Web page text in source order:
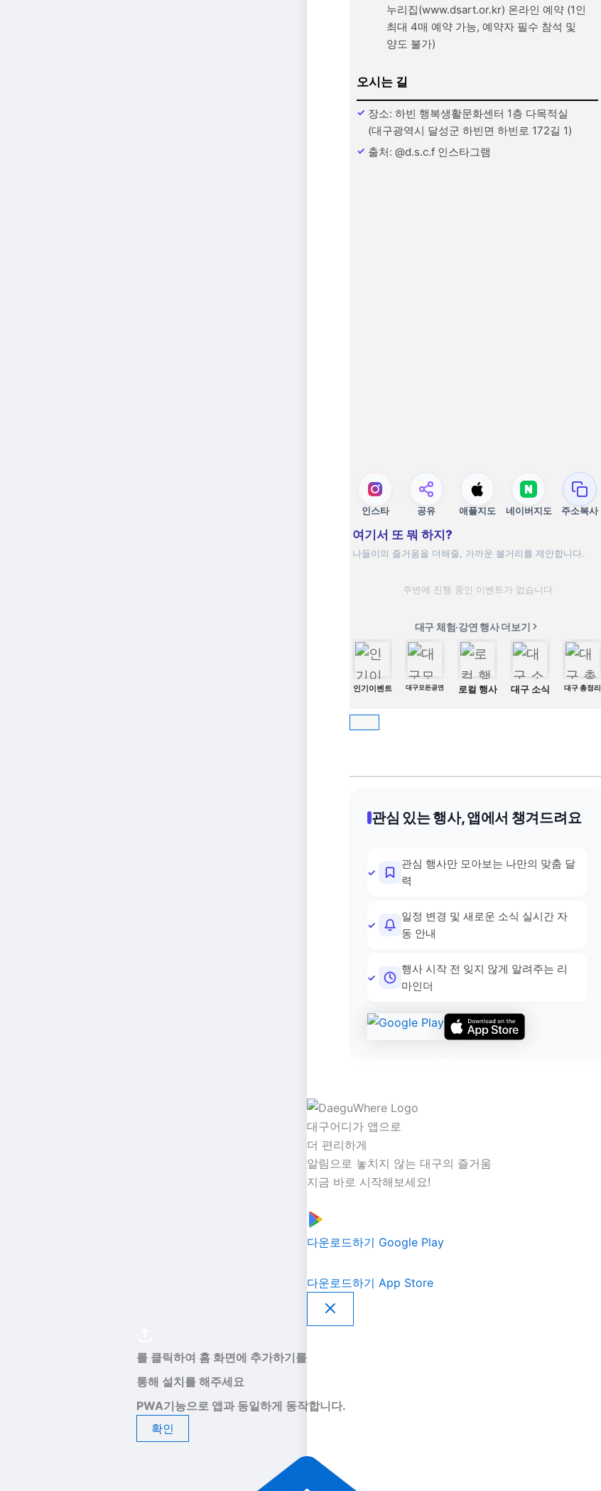
누리집(www.dsart.or.kr) 온라인 예약 (1인
최대 4매 예약 가능, 예약자 필수 참석 및
양도 불가)
오시는 길
장소: 하빈 행복생활문화센터 1층 다목적실
(대구광역시 달성군 하빈면 하빈로 172길 1)
출처: @d.s.c.f 인스타그램
인스타 공유 애플지도 네이버지도 주소복사
여기서 또 뭐 하지?
나들이의 즐거움을 더해줄, 가까운 볼거리를 제안합니다.
주변에 진행 중인 이벤트가 없습니다
대구 체험·강연 행사 더보기
인기이벤트 대구모든공연 로컬 행사 대구 소식 대구 총정리
관심 있는 행사, 앱에서 챙겨드려요
관심 행사만 모아보는 나만의 맞춤 달
력
일정 변경 및 새로운 소식 실시간 자
동 안내
행사 시작 전 잊지 않게 알려주는 리
마인더
대구어디가 앱으로
더 편리하게
알림으로 놓치지 않는 대구의 즐거움
지금 바로 시작해보세요!
다운로드하기 Google Play
다운로드하기 App Store
를 클릭하여 홈 화면에 추가하기를
통해 설치를 해주세요
PWA기능으로 앱과 동일하게 동작합니다.
확인